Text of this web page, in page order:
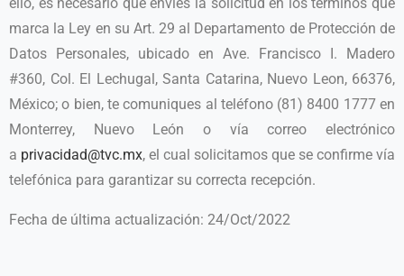
marca la Ley en su Art. 29 al Departamento de Protección de
Datos Personales, ubicado en Ave. Francisco I. Madero
#360, Col. El Lechugal, Santa Catarina, Nuevo Leon, 66376,
México; o bien, te comuniques al teléfono (81) 8400 1777 en
Monterrey, Nuevo León o vía correo electrónico
a privacidad@tvc.mx, el cual solicitamos que se confirme vía
telefónica para garantizar su correcta recepción.
Fecha de última actualización: 24/Oct/2022